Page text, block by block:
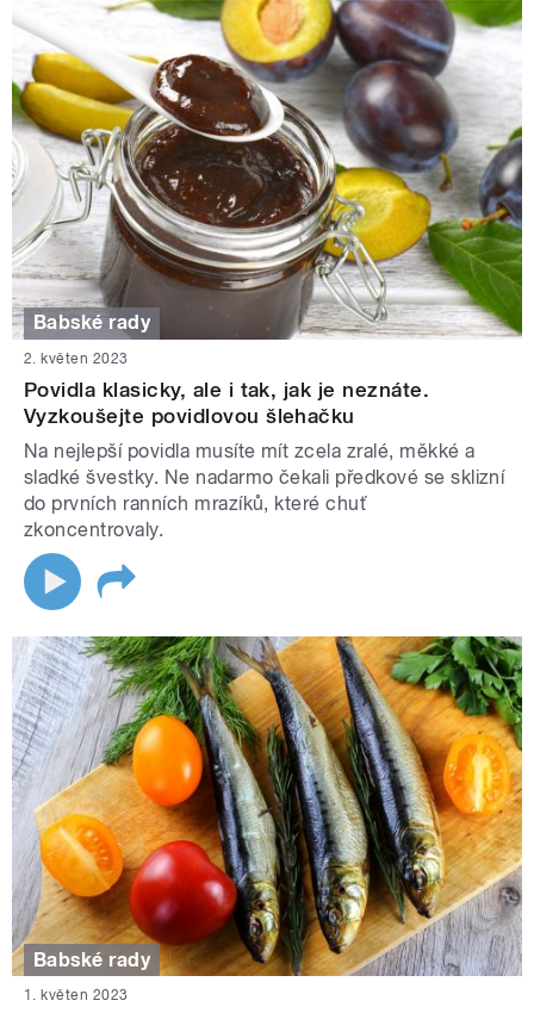
Babské rady
2. květen 2023
Povidla klasicky, ale i tak, jak je neznáte.
Vyzkoušejte povidlovou šlehačku
Na nejlepší povidla musíte mít zcela zralé, měkké a
sladké švestky. Ne nadarmo čekali předkové se sklizní
do prvních ranních mrazíků, které chuť
zkoncentrovaly.
Babské rady
1. květen 2023